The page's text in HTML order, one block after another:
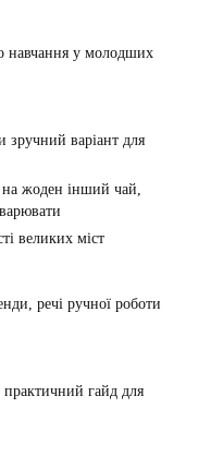
навчання у молодших
зручний варіант для
жоден інший чай,
великих міст
речі ручної роботи
практичний гайд для